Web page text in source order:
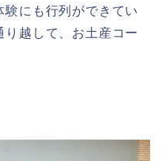
験にも行列ができてい
り越して、お土産コー